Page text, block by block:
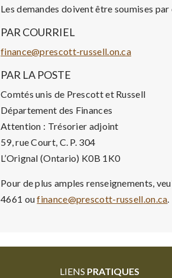
Les demandes doivent être soumises
PAR COURRIEL
finance@prescott-russell.on.ca
PAR LA POSTE
Comtés unis de Prescott et Russell
Département des Finances
Attention : Trésorier adjoint
59, rue Court, C. P. 304
L’Orignal (Ontario) K0B 1K0
Pour de plus amples renseignements,
4661 oufinance@prescott-russell.on.ca.
LIENS PRATIQUES